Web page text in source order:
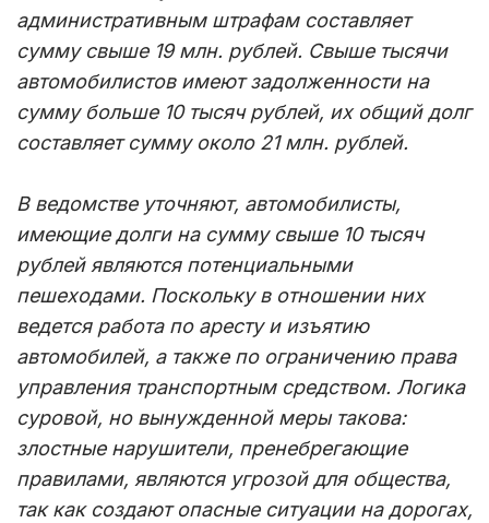
административным штрафам составляет
сумму свыше 19 млн. рублей. Свыше тысячи
автомобилистов имеют задолженности на
сумму больше 10 тысяч рублей, их общий долг
составляет сумму около 21 млн. рублей.
В ведомстве уточняют, автомобилисты,
имеющие долги на сумму свыше 10 тысяч
рублей являются потенциальными
пешеходами. Поскольку в отношении них
ведется работа по аресту и изъятию
автомобилей, а также по ограничению права
управления транспортным средством. Логика
суровой, но вынужденной меры такова:
злостные нарушители, пренебрегающие
правилами, являются угрозой для общества,
так как создают опасные ситуации на дорогах,